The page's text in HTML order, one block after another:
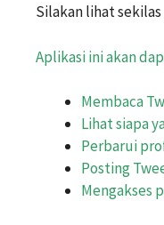
Silakan lihat
Aplikasi ini akan
Membaca
Lihat siapa
Perbarui
Posting
Mengakses